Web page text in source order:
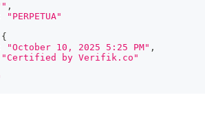
,
"PERPETUA"
{
"October 10, 2025 5:25 PM" ,
"Certified by Verifik.co"